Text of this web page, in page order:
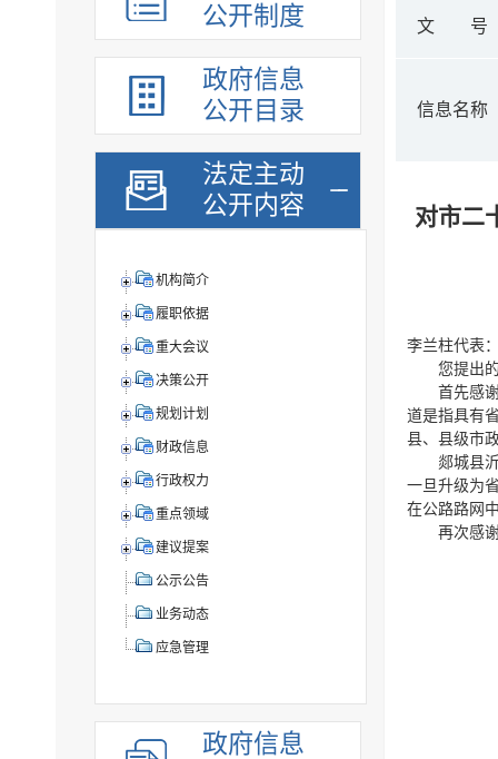
公开制度
政府信息
公开目录
法定主动
公开内容
机构简介
履职依据
重大会议
决策公开
规划计划
财政信息
行政权力
重点领域
建议提案
公示公告
业务动态
应急管理
政府信息
文 号
信息名称
对市二
李兰柱代表
您提出
首先感
道是指具有
县、县级市
郯城县
一旦升级为
在公路路网
再次感